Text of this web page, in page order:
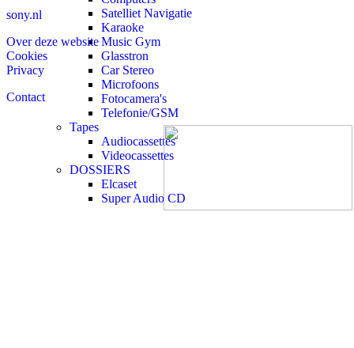
sony.nl
Over deze website
Cookies
Privacy
Contact
Satelliet Navigatie
Karaoke
Music Gym
Glasstron
Car Stereo
Microfoons
Fotocamera's
Telefonie/GSM
Tapes
Audiocassettes
Videocassettes
DOSSIERS
Elcaset
Super Audio CD